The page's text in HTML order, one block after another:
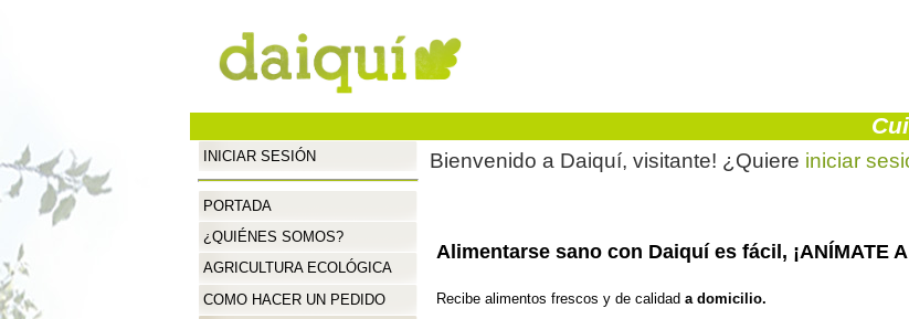
INICIAR SESIÓN
PORTADA
¿QUIÉNES SOMOS?
AGRICULTURA ECOLÓGICA
COMO HACER UN PEDIDO
Bienvenido a Daiquí, visitante! ¿Quiere iniciar
Alimentarse sano con Daiquí­ es fácil, ¡ANÍMATE
Recibe alimentos frescos y de calidada domicilio.